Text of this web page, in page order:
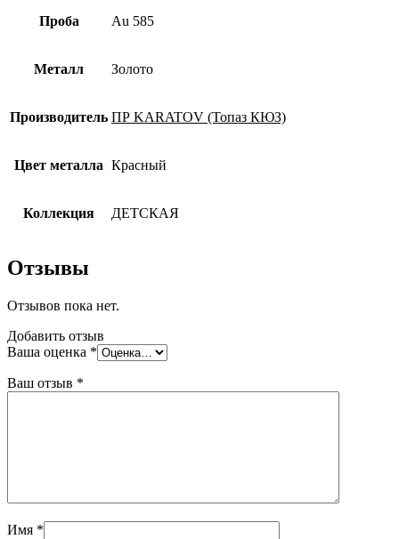
Проба Au 585
Металл Золото
Производитель ПР KARATOV (Топаз КЮЗ)
Цвет металла Красный
Коллекция ДЕТСКАЯ
Отзывы
Отзывов пока нет.
Добавить отзыв
Ваша оценка *
Ваш отзыв *
Имя *